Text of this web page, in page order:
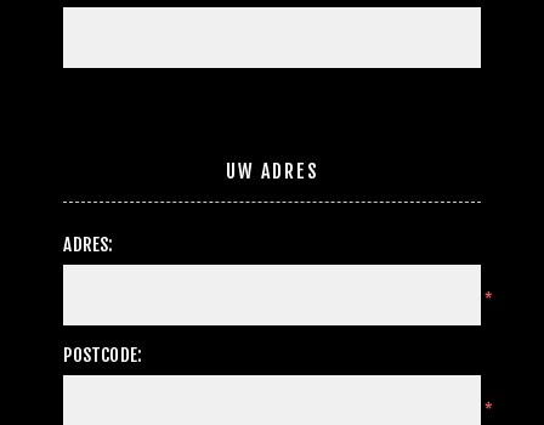
UW ADRES
ADRES:
*
POSTCODE:
*